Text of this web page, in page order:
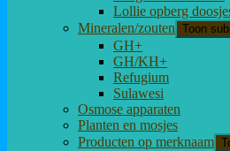
Lollie opberg
Mineralen/zouten Toon
GH+
GH/KH+
Refugium
Sulawesi
Osmose apparaten
Planten en mosjes
Producten op merknaam